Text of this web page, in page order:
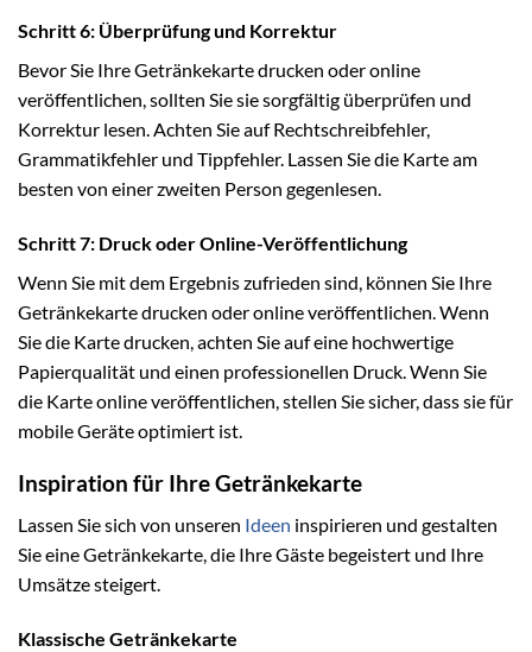
Schritt 6: Überprüfung und Korrektur
Bevor Sie Ihre Getränkekarte drucken oder online
veröffentlichen, sollten Sie sie sorgfältig überprüfen und
Korrektur lesen. Achten Sie auf Rechtschreibfehler,
Grammatikfehler und Tippfehler. Lassen Sie die Karte am
besten von einer zweiten Person gegenlesen.
Schritt 7: Druck oder Online-Veröffentlichung
Wenn Sie mit dem Ergebnis zufrieden sind, können Sie Ihre
Getränkekarte drucken oder online veröffentlichen. Wenn
Sie die Karte drucken, achten Sie auf eine hochwertige
Papierqualität und einen professionellen Druck. Wenn Sie
die Karte online veröffentlichen, stellen Sie sicher, dass sie für
mobile Geräte optimiert ist.
Inspiration für Ihre Getränkekarte
Lassen Sie sich von unseren Ideen inspirieren und gestalten
Sie eine Getränkekarte, die Ihre Gäste begeistert und Ihre
Umsätze steigert.
Klassische Getränkekarte